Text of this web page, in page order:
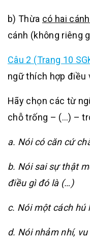
b) Thừa có hai cánh
cánh (không riêng
Câu 2 (Trang 10
ngữ thích hợp điều
Hãy chọn các từ
chỗ trống – (…) –
a. Nói có căn cứ
b. Nói sai sự thật
điều gì đó là (…)
c. Nói một cách hú
d. Nói nhảm nhí,